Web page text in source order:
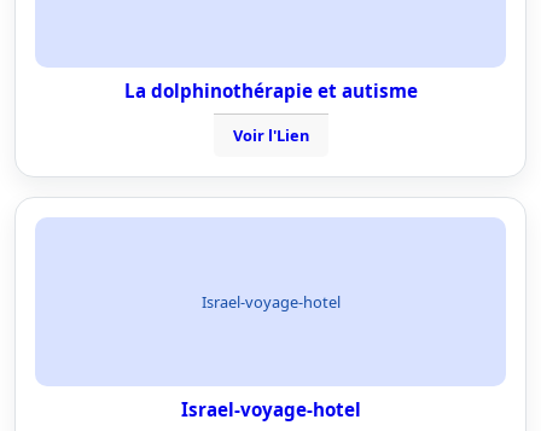
La dolphinothérapie et autisme
Voir l'Lien
Israel-voyage-hotel
Israel-voyage-hotel